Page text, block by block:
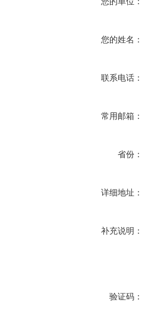
您的姓名：
联系电话：
常用邮箱：
省份：
详细地址：
补充说明：
验证码：